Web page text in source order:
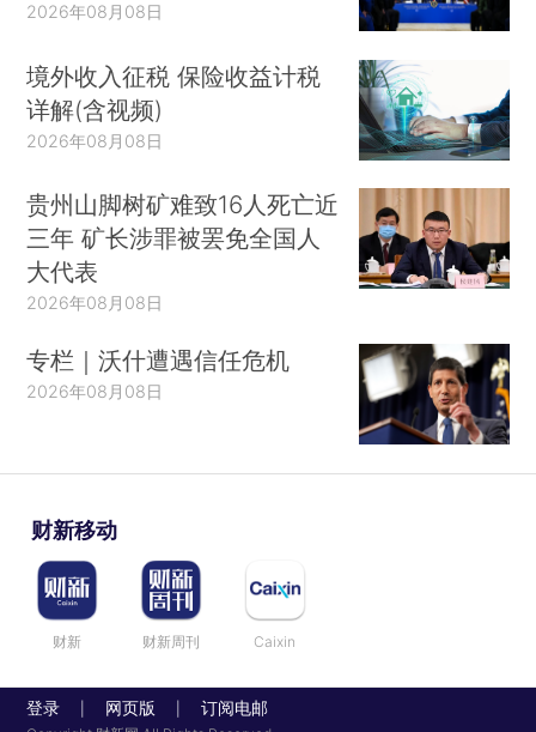
2026年08月08日
境外收入征税 保险收益计税
详解(含视频)
2026年08月08日
贵州山脚树矿难致16人死亡近
三年 矿长涉罪被罢免全国人
大代表
2026年08月08日
专栏｜沃什遭遇信任危机
2026年08月08日
财新移动
财新 财新周刊 Caixin
登录 网页版 订阅电邮